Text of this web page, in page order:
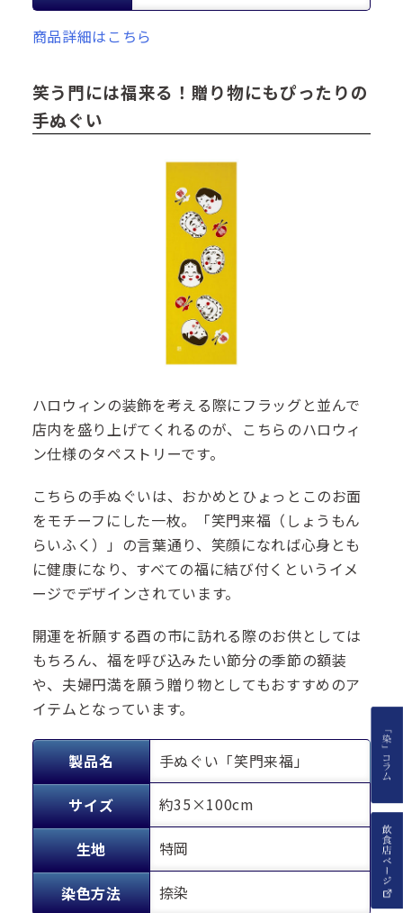
商品詳細はこちら
笑う門には福来る！贈り物にもぴったりの
手ぬぐい
ハロウィンの装飾を考える際にフラッグと並んで
店内を盛り上げてくれるのが、こちらのハロウィ
ン仕様のタペストリーです。
こちらの手ぬぐいは、おかめとひょっとこのお面
をモチーフにした一枚。「笑門来福（しょうもん
らいふく）」の言葉通り、笑顔になれば心身とも
に健康になり、すべての福に結び付くというイメ
ージでデザインされています。
開運を祈願する酉の市に訪れる際のお供としては
もちろん、福を呼び込みたい節分の季節の額装
や、夫婦円満を願う贈り物としてもおすすめのア
イテムとなっています。
製品名 手ぬぐい「笑門来福」
サイズ 約35×100cm
生地 特岡
染色方法 捺染